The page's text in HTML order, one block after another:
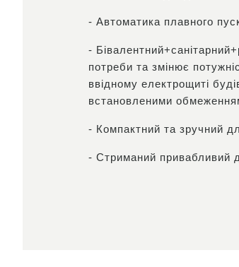
- Автоматика плавного
-
потреби та змінює
ввідному електрощиті
встановленими
- Компактний та зручний
- Стриманий привабливий